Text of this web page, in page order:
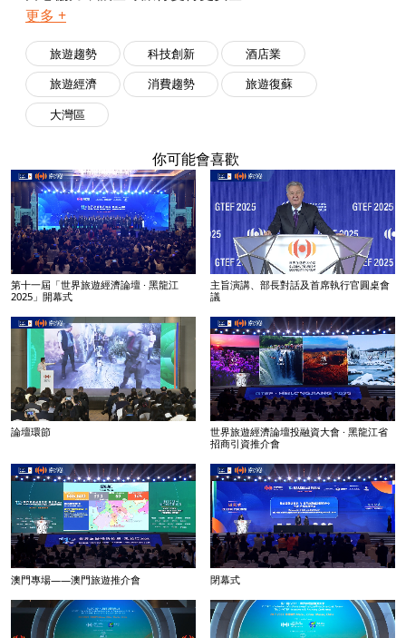
更多 +
旅遊趨勢 科技創新
酒店業
旅遊經濟
消費趨勢
旅遊復蘇
大灣區
你可能會喜歡
第十一屆「世界旅遊經濟論壇 · 黑龍江
2025」開幕式
主旨演講、部長對話及首席執行官圓桌會
議
論壇環節
世界旅遊經濟論壇投融資大會 · 黑龍江省
招商引資推介會
澳門專場——澳門旅遊推介會 閉幕式